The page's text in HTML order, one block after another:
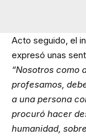
Acto seguido, el
expresó unas
“Nosotros como
profesamos,
a una persona
procuró hacer
humanidad,